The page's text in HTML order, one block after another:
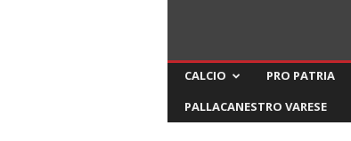
CALCIO PRO PATRIA
PALLACANESTRO VARESE